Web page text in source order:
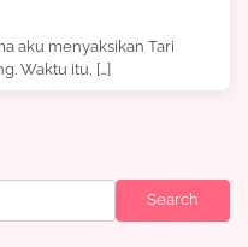
aku menyaksikan Tari
Waktu itu, […]
Search